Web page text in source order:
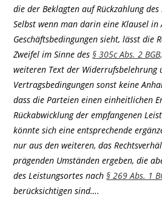
die der Beklagten auf Rückzahlung des
Selbst wenn man darin eine Klausel in
Geschäftsbedingungen sieht, lässt die
Zweifel im Sinne des§ 305c Abs. 2 BGB
weiteren Text der Widerrufsbelehrung
Vertragsbedingungen sonst keine
dass die Parteien einen einheitlichen
Rückabwicklung der empfangenen
könnte sich eine entsprechende
nur aus den weiteren, das
prägenden Umständen ergeben, die
des Leistungsortes nach§ 269 Abs. 1
berücksichtigen sind….